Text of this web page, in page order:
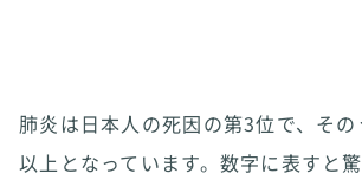
肺炎は日本人の死因の第3位で、そ
以上となっています。数字に表すと